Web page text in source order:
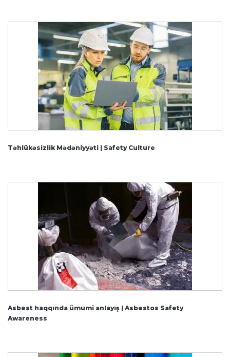
Təhlükəsizlik Mədəniyyəti | Safety Culture
Asbest haqqında ümumi anlayış | Asbestos Safety
Awareness